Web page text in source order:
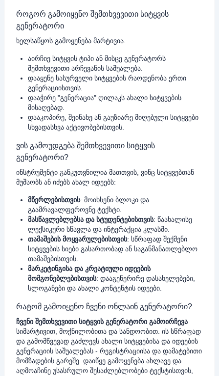
როგორ გამოიყენო შემთხვევითი სიტყვის
გენერატორი
ხელსაწყოს გამოყენება მარტივია:
აირჩიე სიტყვის ტიპი ან მისცე გენერატორს
შემთხვევითი არჩევანის საშუალება.
დააყენე სასურველი სიტყვების რაოდენობა ერთი
გენერაციისთვის.
დააჭირე "გენერაცია" ღილაკს ახალი სიტყვების
მისაღებად.
დააკოპირე, შეინახე ან გაუზიარე მიღებული სიტყვები
სხვადასხვა აქტივობებისთვის.
ვის გამოუდგება შემთხვევითი სიტყვის
გენერატორი?
ინსტრუმენტი განკუთვნილია მათთვის, ვინც სიტყვებთან
მუშაობს ან იძებს ახალ იდეებს:
მწერლებისთვის: მოიხსენი ბლოკი და
გაამრავალფეროვნე ტექსტი.
მასწავლებლებსა და სტუდენტებისთვის: წაახალისე
ლექსიკური სწავლა და ინტერაქცია კლასში.
თამაშების მოყვარულებისთვის: სწრაფად შექმენი
სიტყვების სიები გასართობად ან საგანმანათლებლო
თამაშებისთვის.
მარკეტინგისა და კრეატიული იდეების
მომგონებლებისთვის: დააგენერირე დასახელებები,
სლოგანები და ახალი კონტენტის იდეები.
რატომ გამოიყენო ჩვენი ონლაინ გენერატორი?
ჩვენი შემთხვევითი სიტყვის გენერატორი გამოირჩევა
სიმარტივით, მოქნილობითა და სანდოობით. ის სწრაფად
და გამომწვევად გაძლევს ახალი სიტყვებისა და იდეების
გენერაციის საშუალებას - რეგისტრაციისა და დამატებითი
მომზადების გარეშე. დაიწყე გამოყენება ახლავე და
აღმოაჩინე უსასრულო შესაძლებლობები ტექსტისთვის,